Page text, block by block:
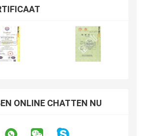
ONLINE CHATTEN NU